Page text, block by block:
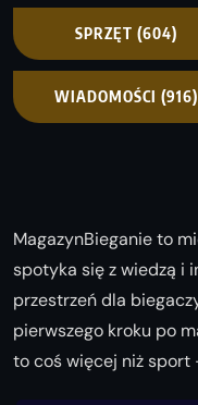
SPRZĘT (604)
WIADOMOŚCI (916)
MagazynBieganie to
spotyka się z wiedzą i
przestrzeń dla
pierwszego kroku po
to coś więcej niż sport